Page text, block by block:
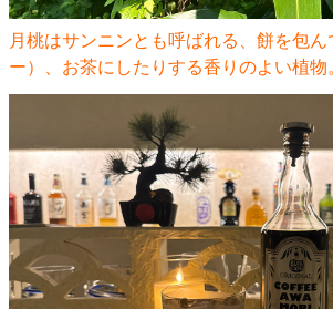
月桃はサンニンとも呼ばれる、餅を包
ー）、お茶にしたりする香りのよい植物